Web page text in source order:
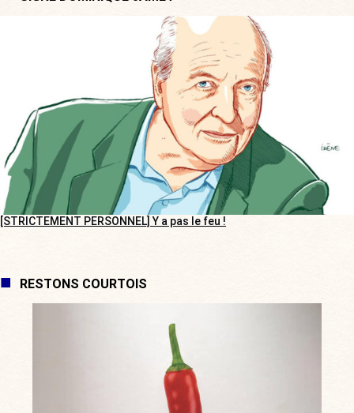
[STRICTEMENT PERSONNEL] Y a pas le feu !
RESTONS COURTOIS